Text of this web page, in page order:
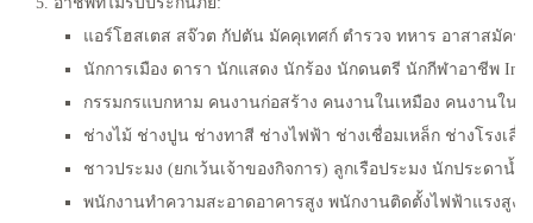
แอร์โฮสเตส สจ๊วต กัปตัน มัคคุเทศก์ ตํารวจ ทหาร อาสาสมัคร
นักการเมือง ดารา นักแสดง นักร้อง นักดนตรี นักกีฬาอาชีพ
กรรมกรแบกหาม คนงานก่อสร้าง คนงานในเหมือง คนง
ช่างไม้ ช่างปูน ช่างทาสี ช่างไฟฟ้า ช่างเชื่อมเหล็ก ช่างโรงเลื่อ
ชาวประมง (ยกเว้นเจ้าของกิจการ) ลูกเรือประมง นักประดานํ้
พนักงานทําความสะอาดอาคารสูง พนักงานติดตั้งไฟฟ้